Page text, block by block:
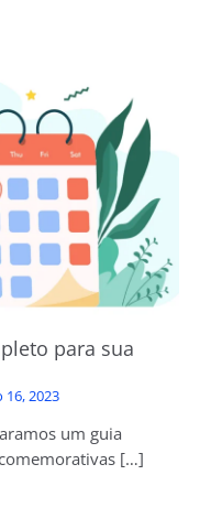
para sua
2023
um guia
[…]